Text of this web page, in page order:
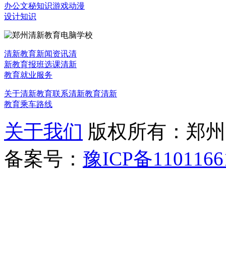
办公文秘知识游戏动漫
设计知识
清新教育新闻资讯清
新教育报班选课清新
教育就业服务
关于清新教育联系清新教育清新
教育乘车路线
关于我们 版权所有：郑
备案号： 豫ICP备